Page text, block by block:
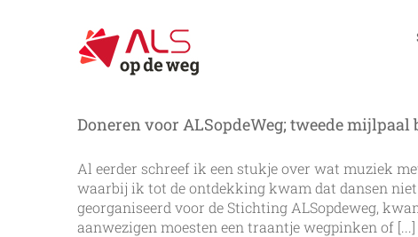
Doneren voor ALSopdeWeg; tweede mijlpaal
Al eerder schreef ik een stukje over wat muziek
waarbij ik tot de ontdekking kwam dat dansen niet
georganiseerd voor de Stichting ALSopdeweg,
aanwezigen moesten een traantje wegpinken of [...]